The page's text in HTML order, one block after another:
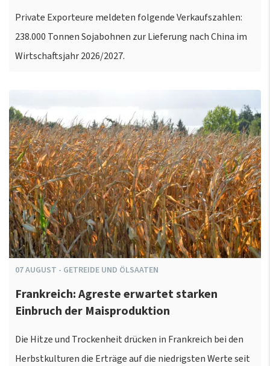
Private Exporteure meldeten folgende Verkaufszahlen:
238.000 Tonnen Sojabohnen zur Lieferung nach China im
Wirtschaftsjahr 2026/2027.
07AUGUST - GETREIDE UND ÖLSAATEN
Frankreich: Agreste erwartet starken
Einbruch der Maisproduktion
Die Hitze und Trockenheit drücken in Frankreich bei den
Herbstkulturen die Erträge auf die niedrigsten Werte seit